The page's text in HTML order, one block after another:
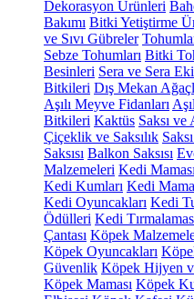
Dekorasyon Ürünleri
Bakımı Bitki Yetiştirme
ve Sıvı Gübreler
Sebze Tohumları Bitki
Besinleri Sera ve Sera
Bitkileri Dış Mekan
Aşılı Meyve Fidanları
Bitkileri Kaktüs Saksı ve
Çiçeklik ve Saksılık
Saksısı Balkon Saksısı
Malzemeleri Kedi Maması
Kedi Kumları Kedi
Kedi Oyuncakları Kedi
Ödülleri Kedi
Çantası Köpek
Köpek Oyuncakları
Güvenlik Köpek Hijyen
Köpek Maması Köpek